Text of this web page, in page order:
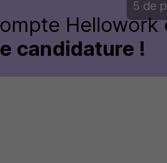
5 de
Hellowork
candidature !